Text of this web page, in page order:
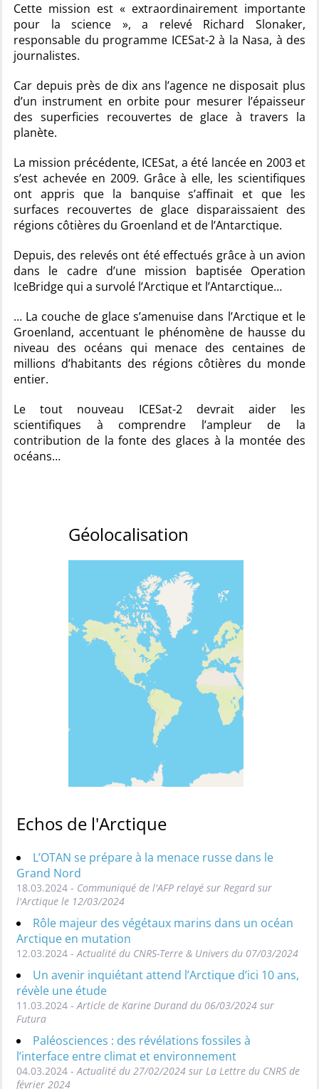
Cette mission est « extraordinairement importante
pour la science », a relevé Richard Slonaker,
responsable du programme ICESat-2 à la Nasa, à des
journalistes.
Car depuis près de dix ans l’agence ne disposait plus
d’un instrument en orbite pour mesurer l’épaisseur
des superficies recouvertes de glace à travers la
planète.
La mission précédente, ICESat, a été lancée en 2003 et
s’est achevée en 2009. Grâce à elle, les scientifiques
ont appris que la banquise s’affinait et que les
surfaces recouvertes de glace disparaissaient des
régions côtières du Groenland et de l’Antarctique.
Depuis, des relevés ont été effectués grâce à un avion
dans le cadre d’une mission baptisée Operation
IceBridge qui a survolé l’Arctique et l’Antarctique…
… La couche de glace s’amenuise dans l’Arctique et le
Groenland, accentuant le phénomène de hausse du
niveau des océans qui menace des centaines de
millions d’habitants des régions côtières du monde
entier.
Le tout nouveau ICESat-2 devrait aider les
scientifiques à comprendre l’ampleur de la
contribution de la fonte des glaces à la montée des
océans…
Géolocalisation
Echos de l'Arctique
L’OTAN se prépare à la menace russe dans le
Grand Nord
18.03.2024 - Communiqué de l'AFP relayé sur Regard sur
l'Arctique le 12/03/2024
Rôle majeur des végétaux marins dans un océan
Arctique en mutation
12.03.2024 - Actualité du CNRS-Terre & Univers du 07/03/2024
Un avenir inquiétant attend l’Arctique d’ici 10 ans,
révèle une étude
11.03.2024 - Article de Karine Durand du 06/03/2024 sur
Futura
Paléosciences : des révélations fossiles à
l’interface entre climat et environnement
04.03.2024 - Actualité du 27/02/2024 sur La Lettre du CNRS de
février 2024